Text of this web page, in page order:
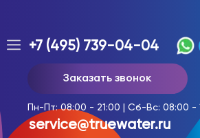
Заказ
доставки
воды
тел.
многоканальный
+7 (495) 739-04-04
Заказать звонок
Пн-Пт: 08:00 - 21:00 | Сб-Вс: 08:00 -
service@truewater.ru